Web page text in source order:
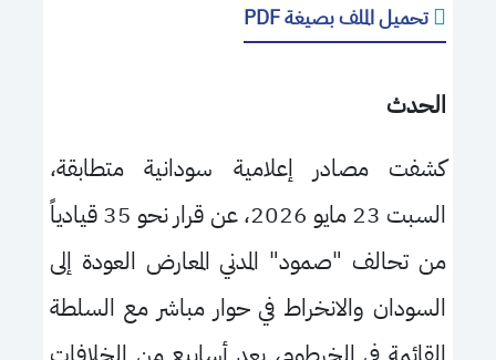
تحميل الملف بصيغة PDF
الحدث
كشفت مصادر إعلامية سودانية متطابقة،
السبت 23 مايو 2026، عن قرار نحو 35 قيادياً
من تحالف "صمود" المدني المعارض العودة إلى
السودان والانخراط في حوار مباشر مع السلطة